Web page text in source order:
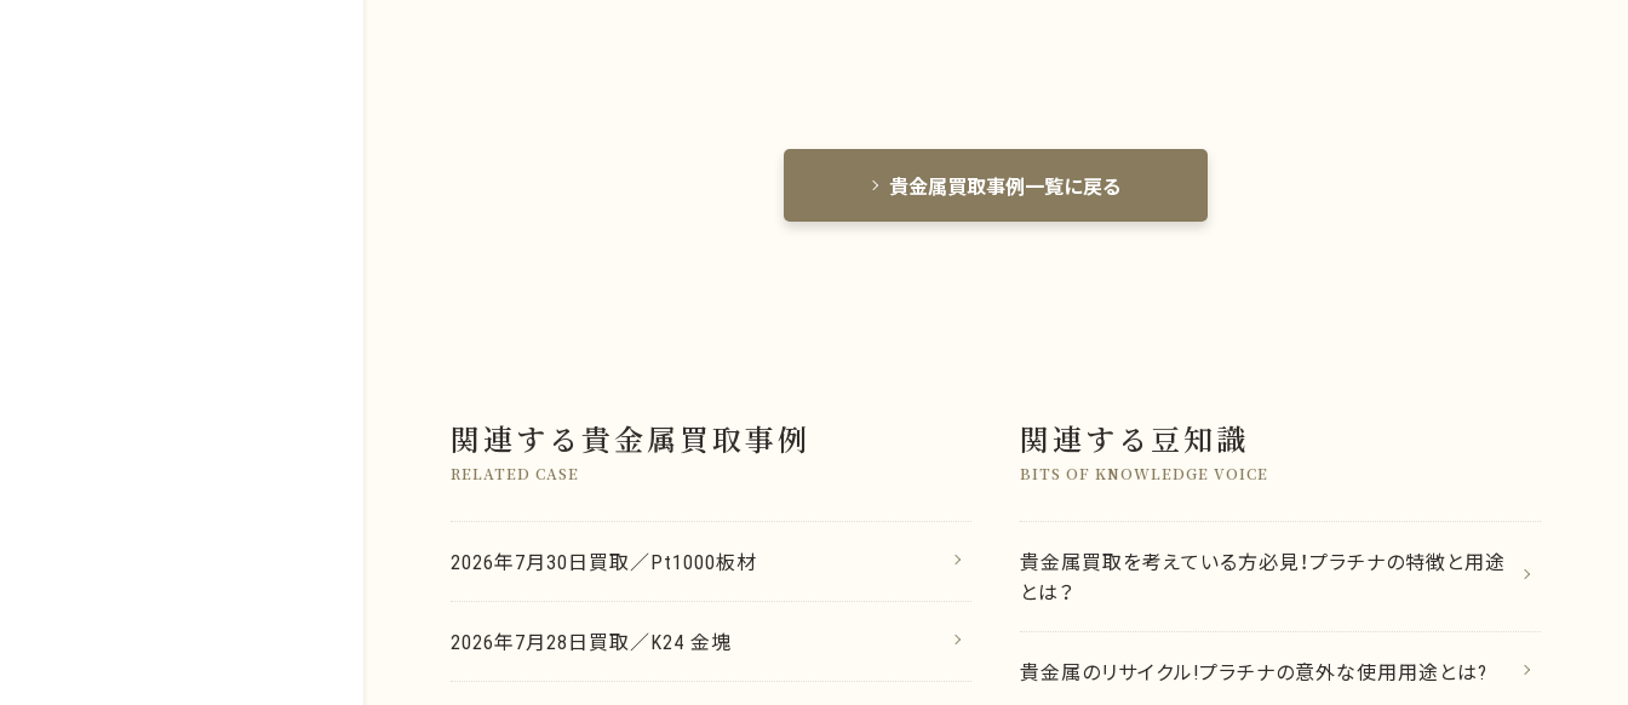
貴金属買取事例一覧に戻る
関連する貴金属買取事例
RELATED CASE
2026年7月30日買取／Pt1000板材
2026年7月28日買取／K24 金塊
関連する豆知識
BITS OF KNOWLEDGE VOICE
貴金属買取を考えている方必見！プラチナの特徴と用途
とは？
貴金属のリサイクル!プラチナの意外な使用用途とは?